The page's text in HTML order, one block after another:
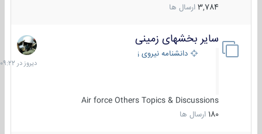
3,784 ارسال ها
سایر بخشهای زمینی
دانشنامه نیروی زمینی
Air force Others Topics & Discussions
180 ارسال ها
دیروز
در
09:22